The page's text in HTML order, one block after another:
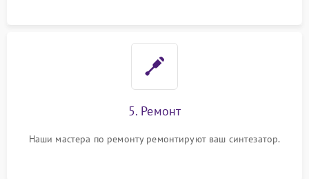
5. Ремонт
Наши мастера по ремонту ремонтируют ваш синтезатор.